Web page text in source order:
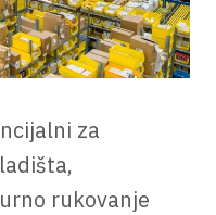
za
rukovanje